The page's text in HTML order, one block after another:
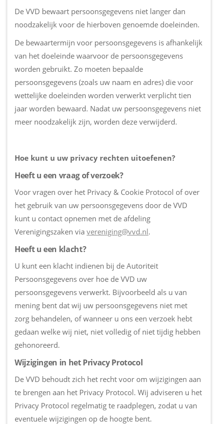
De VVD bewaart persoonsgegevens niet langer dan
noodzakelijk voor de hierboven genoemde doeleinden.
De bewaartermijn voor persoonsgegevens is afhankelijk
van het doeleinde waarvoor de persoonsgegevens
worden gebruikt. Zo moeten bepaalde
persoonsgegevens (zoals uw naam en adres) die voor
wettelijke doeleinden worden verwerkt verplicht tien
jaar worden bewaard. Nadat uw persoonsgegevens niet
meer noodzakelijk zijn, worden deze verwijderd.
Hoe kunt u uw privacy rechten uitoefenen?
Heeft u een vraag of verzoek?
Voor vragen over het Privacy & Cookie Protocol of over
het gebruik van uw persoonsgegevens door de VVD
kunt u contact opnemen met de afdeling
Verenigingszaken via vereniging@vvd.nl.
Heeft u een klacht?
U kunt een klacht indienen bij de Autoriteit
Persoonsgegevens over hoe de VVD uw
persoonsgegevens verwerkt. Bijvoorbeeld als u van
mening bent dat wij uw persoonsgegevens niet met
zorg behandelen, of wanneer u ons een verzoek hebt
gedaan welke wij niet, niet volledig of niet tijdig hebben
gehonoreerd.
Wijzigingen in het Privacy Protocol
De VVD behoudt zich het recht voor om wijzigingen aan
te brengen aan het Privacy Protocol. Wij adviseren u het
Privacy Protocol regelmatig te raadplegen, zodat u van
eventuele wijzigingen op de hoogte bent.